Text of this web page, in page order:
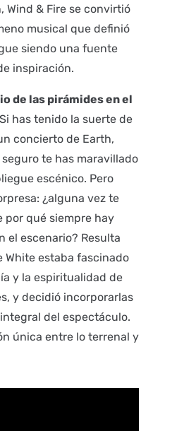
Wind & Fire se convirtió
musical que definió
siendo una fuente
inspiración.
de las pirámides en el
Si has tenido la suerte de
concierto de Earth,
seguro te has maravillado
escénico. Pero
¿alguna vez te
por qué siempre hay
el escenario? Resulta
White estaba fascinado
y la espiritualidad de
y decidió incorporarlas
del espectáculo.
única entre lo terrenal y